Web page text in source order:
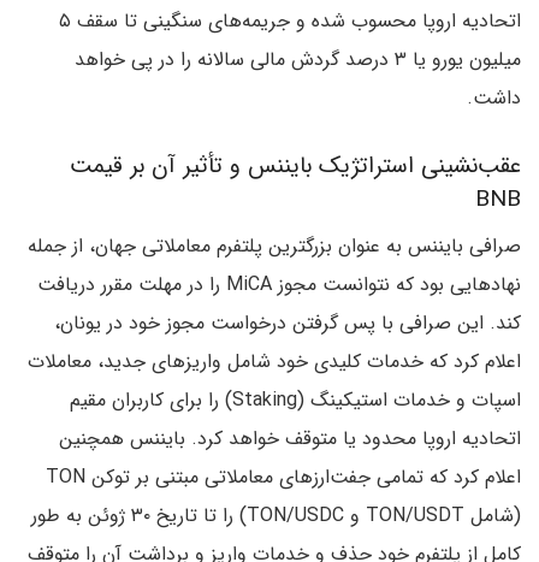
اتحادیه اروپا محسوب شده و جریمه‌های سنگینی تا سقف ۵
میلیون یورو یا ۳ درصد گردش مالی سالانه را در پی خواهد
داشت.
عقب‌نشینی استراتژیک بایننس و تأثیر آن بر قیمت
BNB
صرافی بایننس به عنوان بزرگترین پلتفرم معاملاتی جهان، از جمله
نهادهایی بود که نتوانست مجوز MiCA را در مهلت مقرر دریافت
کند. این صرافی با پس گرفتن درخواست مجوز خود در یونان،
اعلام کرد که خدمات کلیدی خود شامل واریزهای جدید، معاملات
اسپات و خدمات استیکینگ (Staking) را برای کاربران مقیم
اتحادیه اروپا محدود یا متوقف خواهد کرد. بایننس همچنین
اعلام کرد که تمامی جفت‌ارزهای معاملاتی مبتنی بر توکن TON
(شامل TON/USDT و TON/USDC) را تا تاریخ ۳۰ ژوئن به طور
کامل از پلتفرم خود حذف و خدمات واریز و برداشت آن را متوقف